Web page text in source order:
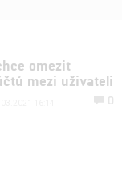
omezit
mezi uživateli
0